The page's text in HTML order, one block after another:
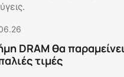
DRAM θα
τιμές